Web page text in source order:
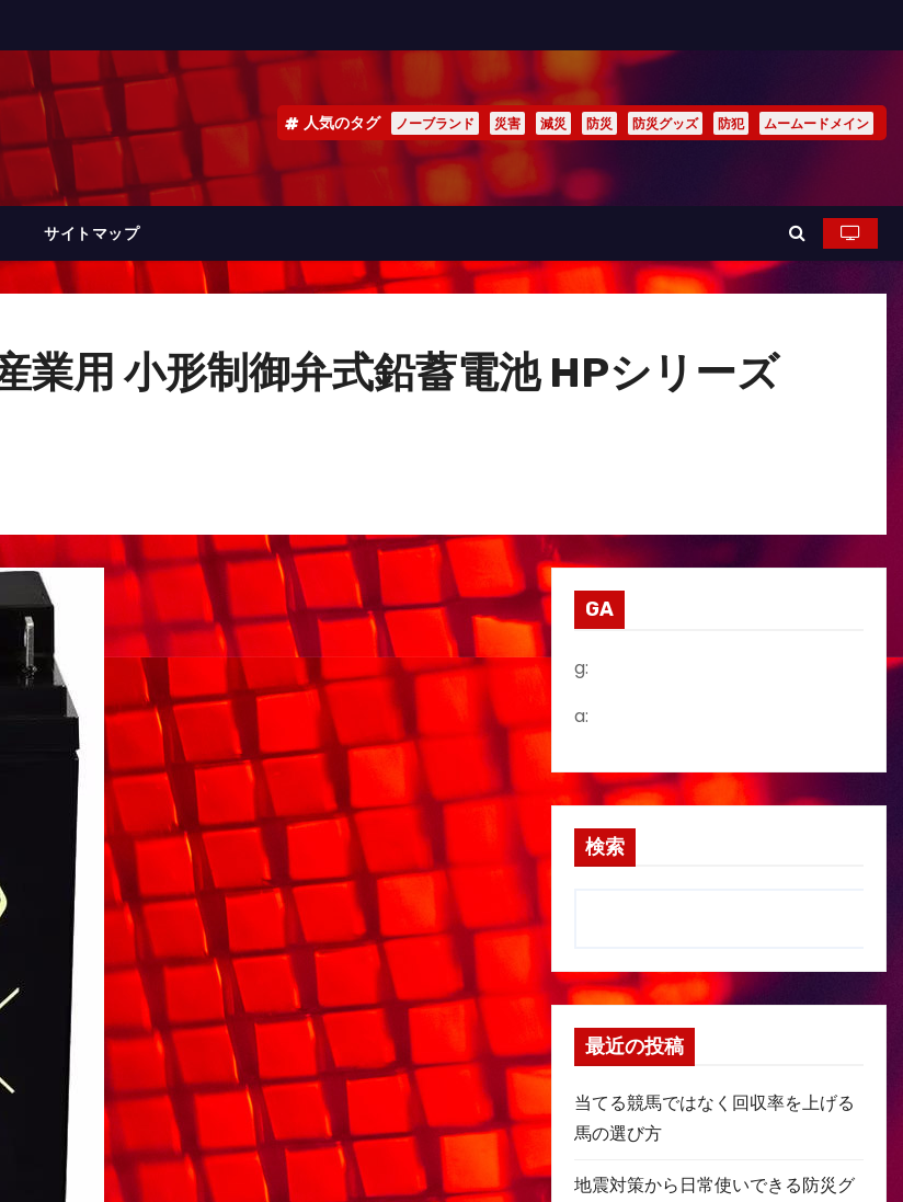
人気のタグ ノーブランド 災害 減災 防災 防災グッズ 防犯 ムームードメイン
サイトマップ
用 小形制御弁式鉛蓄電池 HPシリーズ
GA
g:
a:
検索
最近の投稿
当てる競馬ではなく回収率を上げる
馬の選び方
地震対策から日常使いできる防災グ